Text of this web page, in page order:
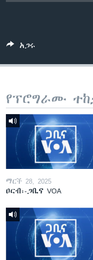
አጋሩ
የፕሮግራሙ
ማርች 28, 2025
ዐርብ፡-ጋቢና VOA